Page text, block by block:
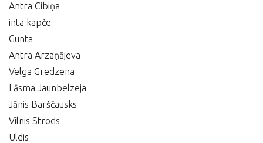
Antra Cibiņa
inta kapče
Gunta
Antra Arzaņājeva
Velga Gredzena
Lāsma Jaunbelzeja
Jānis Barščausks
Vilnis Strods
Uldis